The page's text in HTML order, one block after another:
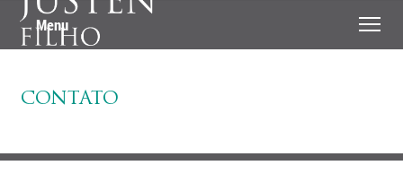
Menu
CONTATO